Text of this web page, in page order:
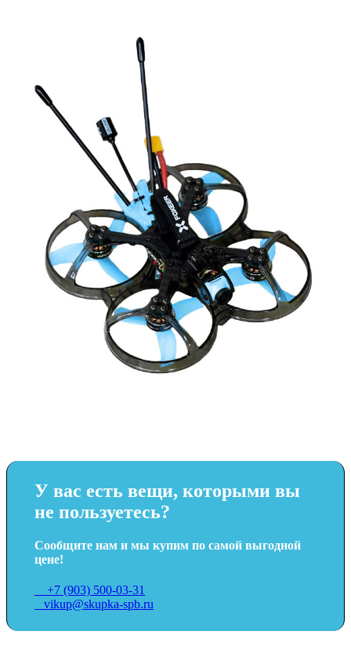
У вас есть вещи, которыми вы
не пользуетесь?
Сообщите нам и мы купим по самой выгодной
цене!
+7 (903) 500-03-31
vikup@skupka-spb.ru